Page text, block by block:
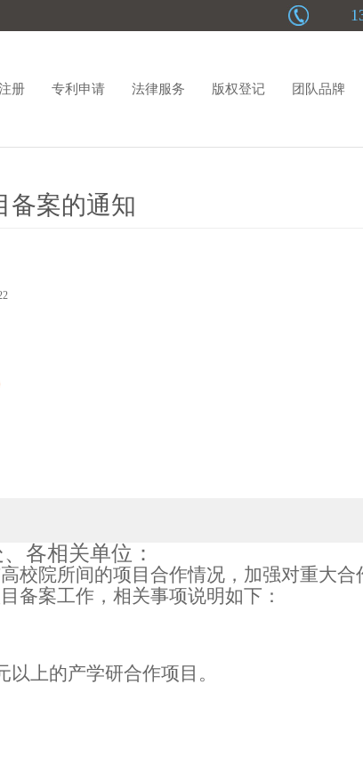
册 专利申请 法律服务 版权登记 团队品牌
备案的通知
各相关单位：
校院所间的项目合作情况，加强对重大合
备案工作，相关事项说明如下：
以上的产学研合作项目。